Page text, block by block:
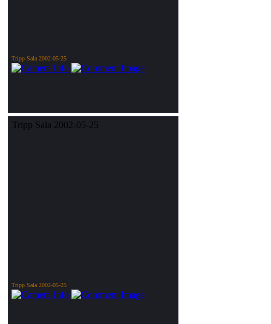
Tripp Sala 2002-05-25
Tripp Sala 2002-05-25
Tripp Sala 2002-05-25